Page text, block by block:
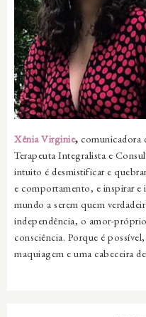
Xênia Virginie, comunicadora
Terapeuta Integralista e
intuito é desmistificar e
e comportamento, e inspirar
mundo a serem quem
independência, o amor-
consciência. Porque é
maquiagem e uma cabeceira